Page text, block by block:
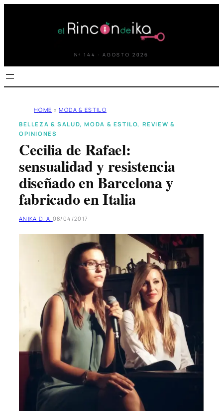
Nº 144 · AGOSTO 2026
HOME » MODA & ESTILO
BELLEZA & SALUD, MODA & ESTILO, REVIEW &
OPINIONES
Cecilia de Rafael:
sensualidad y resistencia
diseñado en Barcelona y
fabricado en Italia
ANIKA D. A. 08/04/2017